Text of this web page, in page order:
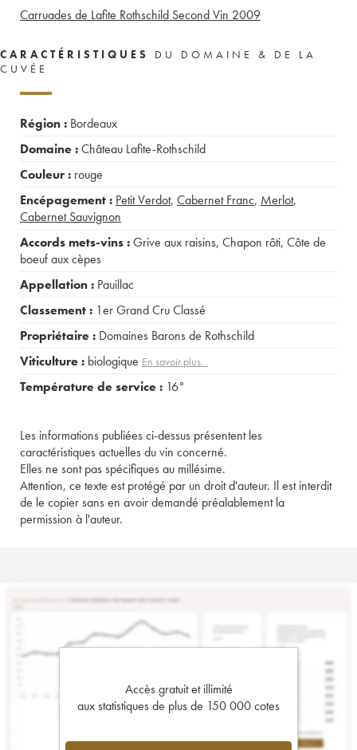
Carruades de Lafite Rothschild Second Vin 2009
CARACTÉRISTIQUES
DU DOMAINE & DE LA
CUVÉE
Région : Bordeaux
Domaine :Château Lafite-Rothschild
Couleur : rouge
Encépagement : Petit Verdot, Cabernet Franc, Merlot,
Cabernet Sauvignon
Accords mets-vins :Grive aux raisins, Chapon rôti, Côte de
boeuf aux cèpes
Appellation : Pauillac
Classement : 1er Grand Cru Classé
Propriétaire : Domaines Barons de Rothschild
Viticulture : biologique En savoir plus...
Température de service : 16°
Les informations publiées ci-dessus présentent les
caractéristiques actuelles du vin concerné.
Elles ne sont pas spécifiques au millésime.
Attention, ce texte est protégé par un droit d'auteur. Il est interdit
de le copier sans en avoir demandé préalablement la
permission à l'auteur.
Accès gratuit et illimité
aux statistiques de plus de 150 000 cotes